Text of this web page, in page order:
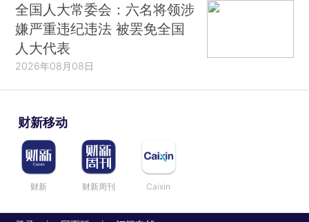
全国人大常委会：六名将领涉
嫌严重违纪违法 被罢免全国
人大代表
2026年08月08日
财新移动
财新 财新周刊 Caixin